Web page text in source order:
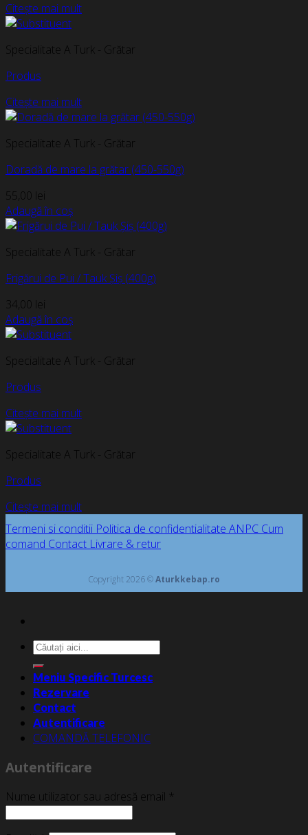
Citește mai mult
Specialitate A Turk - Grătar
Produs
Citește mai mult
Specialitate A Turk - Grătar
Doradă de mare la grătar (450-550g)
55,00 lei
Adaugă în coș
Specialitate A Turk - Grătar
Frigărui de Pui / Tauk Șiș (400g)
34,00 lei
Adaugă în coș
Specialitate A Turk - Grătar
Produs
Citește mai mult
Specialitate A Turk - Grătar
Produs
Citește mai mult
Termeni si conditii Politica de confidentialitate ANPC Cum
comand Contact Livrare & retur
Copyright 2026 ©Aturkkebap.ro
Caută
după:
Meniu Specific Turcesc
Rezervare
Contact
Autentificare
COMANDĂ TELEFONIC
Autentificare
Nume utilizator sau adresă email *